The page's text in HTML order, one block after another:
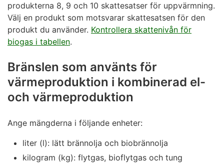
produkterna 8, 9 och 10 skattesatser för uppvärmning.
Välj en produkt som motsvarar skattesatsen för den
produkt du använder. Kontrollera skattenivån för
biogas i tabellen.
Bränslen som använts för
värmeproduktion i kombinerad el-
och värmeproduktion
Ange mängderna i följande enheter:
liter (l): lätt brännolja och biobrännolja
kilogram (kg): flytgas, bioflytgas och tung